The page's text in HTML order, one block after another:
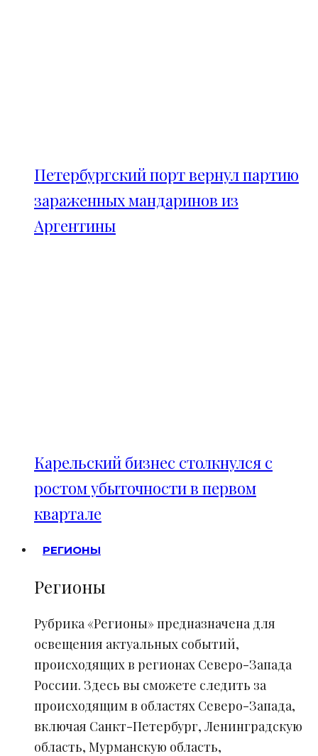
Петербургский порт вернул партию
зараженных мандаринов из
Аргентины
Карельский бизнес столкнулся с
ростом убыточности в первом
квартале
РЕГИОНЫ
Регионы
Рубрика «Регионы» предназначена для
освещения актуальных событий,
происходящих в регионах Северо-Запада
России. Здесь вы сможете следить за
происходящим в областях Северо-Запада,
включая Санкт-Петербург, Ленинградскую
область, Мурманскую область,